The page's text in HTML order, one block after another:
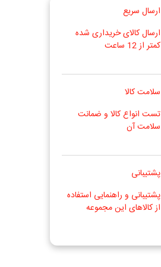
ارسال سریع
ارسال کالای خریداری شده
کمتر از 12 ساعت
سلامت کالا
تست انواع کالا و ضمانت
سلامت آن
پشتیبانی
پشتیبانی و راهنمایی استفاده
از کالاهای این مجموعه